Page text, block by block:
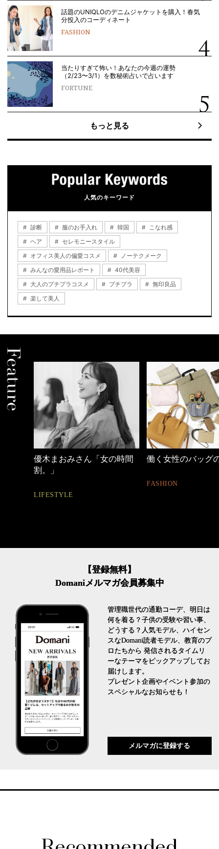
話題のUNIQLOのデニムジャケットを購入！春気
分投入のコーディネート
FASHION
当たりすぎて怖い！あなたの今週の運勢
（2/23〜3/1）を数秘術占いで占います
FORTUNE
もっと見る
人気のキーワード
診断 服のお手入れ 韓国
こなれ感
ヘア
セレモニースタイル
オフィス美人の偏愛コスメ
ノーテクメーク
みんなの愛用品レポート
40代美容
大人のプチプラコスメ
プチプラ
無印良品
楽して美人
優木まおみさん「女の時間
割。」
LIFESTYLE
働く女性のバッグ
FASHION
【登録無料】
Domaniメルマガ会員募集中
管理職世代の通勤コーデ、明日は
何を着る？子供の受験や習い事、
どうする？人気モデル、ハイセン
スなDomani読者モデル、教育のプ
ロたちから 発信されるタイムリ
ーなテーマをピックアップしてお
届けします。
プレゼント企画やイベント参加の
スペシャルなお知らせも！
メルマガに登録する